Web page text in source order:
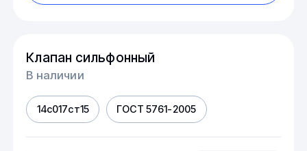
Клапан сильфонный
В наличии
14с017ст15 ГОСТ 5761-2005